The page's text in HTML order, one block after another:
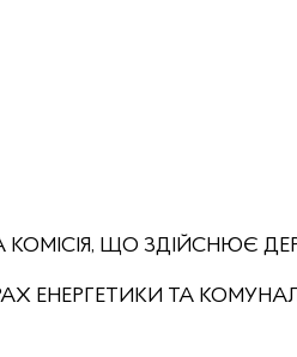
КОМІСІЯ, ЩО ЗДІЙСНЮЄ
ЕНЕРГЕТИКИ ТА